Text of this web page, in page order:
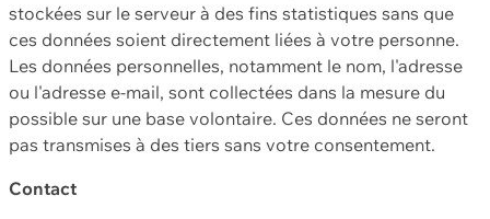
stockées sur le serveur à des fins statistiques sans que
ces données soient directement liées à votre personne.
Les données personnelles, notamment le nom, l'adresse
ou l'adresse e-mail, sont collectées dans la mesure du
possible sur une base volontaire. Ces données ne seront
pas transmises à des tiers sans votre consentement.
Contact